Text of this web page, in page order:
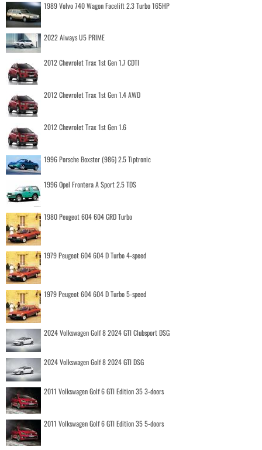
1989 Volvo 740 Wagon Facelift 2.3 Turbo 165HP
2022 Aiways U5 PRIME
2012 Chevrolet Trax 1st Gen 1.7 CDTI
2012 Chevrolet Trax 1st Gen 1.4 AWD
2012 Chevrolet Trax 1st Gen 1.6
1996 Porsche Boxster (986) 2.5 Tiptronic
1996 Opel Frontera A Sport 2.5 TDS
1980 Peugeot 604 604 GRD Turbo
1979 Peugeot 604 604 D Turbo 4-speed
1979 Peugeot 604 604 D Turbo 5-speed
2024 Volkswagen Golf 8 2024 GTI Clubsport DSG
2024 Volkswagen Golf 8 2024 GTI DSG
2011 Volkswagen Golf 6 GTI Edition 35 3-doors
2011 Volkswagen Golf 6 GTI Edition 35 5-doors